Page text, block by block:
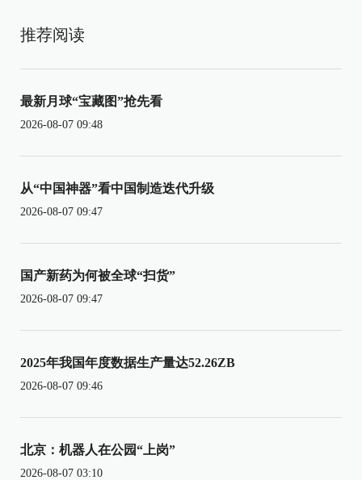
推荐阅读
最新月球“宝藏图”抢先看
2026-08-07 09:48
从“中国神器”看中国制造迭代升级
2026-08-07 09:47
国产新药为何被全球“扫货”
2026-08-07 09:47
2025年我国年度数据生产量达52.26ZB
2026-08-07 09:46
北京：机器人在公园“上岗”
2026-08-07 03:10